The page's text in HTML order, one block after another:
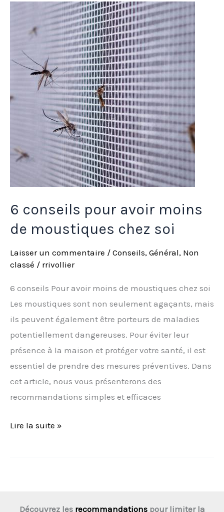
6 conseils pour avoir moins
de moustiques chez soi
Laisser un commentaire / Conseils, Général, Non
classé / rrivollier
6 conseils Pour avoir moins de moustiques chez soi
Les moustiques sont non seulement agaçants, mais
ils peuvent également être porteurs de maladies
potentiellement dangereuses. Pour éviter leur
présence à la maison et protéger votre santé, il est
essentiel de prendre des mesures préventives. Dans
cet article, nous vous présenterons des
recommandations simples et efficaces
conseils
avoir
moins
moustiques
Lire la suite »
Découvrez les recommandationspour limiter la